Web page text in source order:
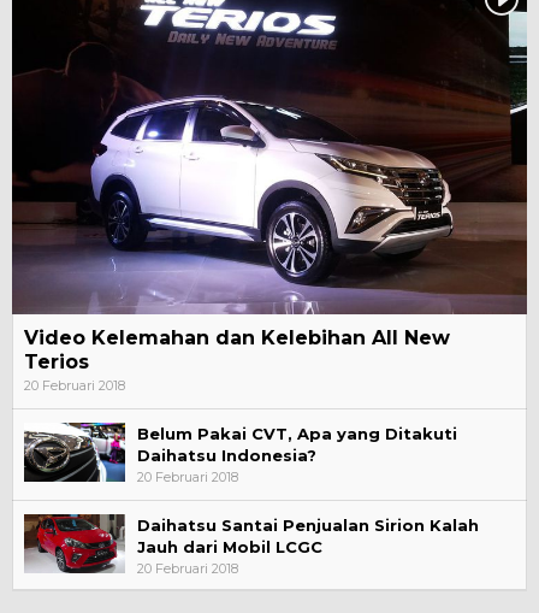
Video Kelemahan dan Kelebihan All New
Terios
20 Februari 2018
Belum Pakai CVT, Apa yang Ditakuti
Daihatsu Indonesia?
20 Februari 2018
Daihatsu Santai Penjualan Sirion Kalah
Jauh dari Mobil LCGC
20 Februari 2018